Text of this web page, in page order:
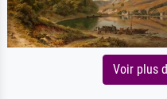
Voir plus